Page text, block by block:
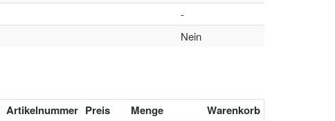
-
Nein
Artikelnummer Preis Menge Warenkorb